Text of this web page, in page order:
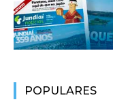
POPULARES